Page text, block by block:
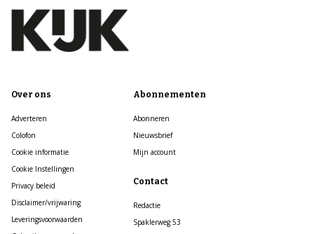
Over ons
Adverteren
Colofon
Cookie informatie
Cookie Instellingen
Privacy beleid
Disclaimer/vrijwaring
Leveringsvoorwaarden
Abonnementen
Abonneren
Nieuwsbrief
Mijn account
Contact
Redactie
Spaklerweg 53